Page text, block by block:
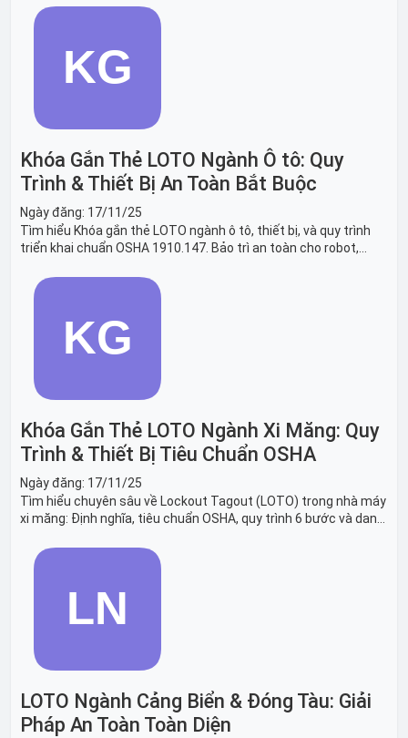
Khóa Gắn Thẻ LOTO Ngành Ô tô: Quy
Trình & Thiết Bị An Toàn Bắt Buộc
Ngày đăng: 17/11/25
Tìm hiểu Khóa gắn thẻ LOTO ngành ô tô, thiết bị, và quy trình
triển khai chuẩn OSHA 1910.147. Bảo trì an toàn cho robot,
Khóa Gắn Thẻ LOTO Ngành Xi Măng: Quy
Trình & Thiết Bị Tiêu Chuẩn OSHA
Ngày đăng: 17/11/25
Tìm hiểu chuyên sâu về Lockout Tagout (LOTO) trong nhà máy
xi măng: Định nghĩa, tiêu chuẩn OSHA, quy trình 6 bước và danh
nghiền an toàn.
LOTO Ngành Cảng Biển & Đóng Tàu: Giải
Pháp An Toàn Toàn Diện